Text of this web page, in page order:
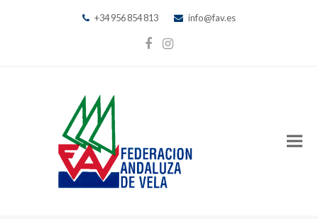
+34 956 854 813 info@fav.es
Facebook
Instagram